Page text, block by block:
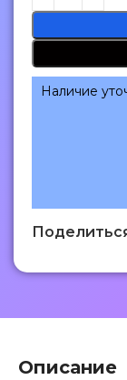
Наличие
Описание